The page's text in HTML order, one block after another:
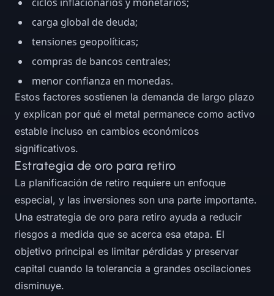
carga global de deuda;
tensiones geopolíticas;
compras de bancos centrales;
menor confianza en monedas.
Estos factores sostienen la demanda de largo plazo
y explican por qué el metal permanece como activo
estable incluso en cambios económicos
significativos.
Estrategia de oro para retiro
La planificación de retiro requiere un enfoque
especial, y las inversiones son una parte importante.
Una estrategia de oro para retiro ayuda a reducir
riesgos a medida que se acerca esa etapa. El
objetivo principal es limitar pérdidas y preservar
capital cuando la tolerancia a grandes oscilaciones
disminuye.